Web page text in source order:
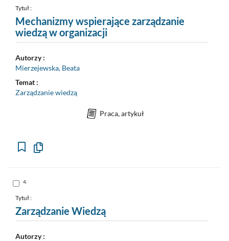
nr
3
Tytuł :
Mechanizmy wspierające zarządzanie
wiedzą w organizacji
Autorzy :
Mierzejewska, Beata
Temat :
Zarządzanie wiedzą
Praca, artykuł
Kopiuj
Skocz
do
nr
4
4.
Tytuł :
Zarządzanie Wiedzą
Autorzy :